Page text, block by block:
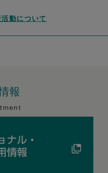
動について
報